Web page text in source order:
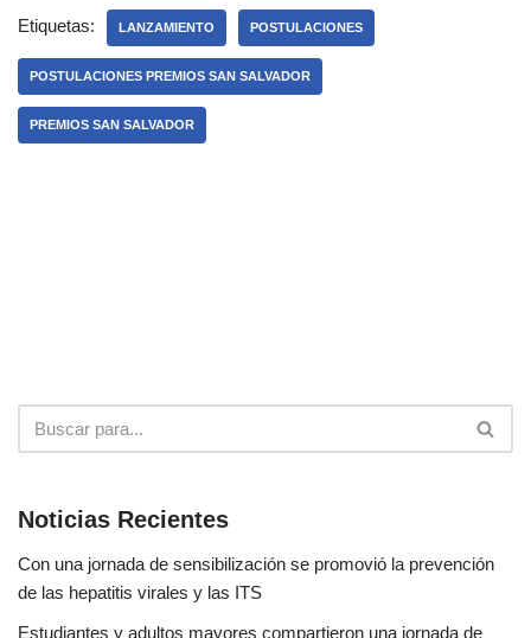
Etiquetas: LANZAMIENTO POSTULACIONES
POSTULACIONES PREMIOS SAN SALVADOR
PREMIOS SAN SALVADOR
Noticias Recientes
Con una jornada de sensibilización se promovió la prevención
de las hepatitis virales y las ITS
Estudiantes y adultos mayores compartieron una jornada de